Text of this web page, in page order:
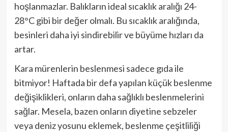
hoşlanmazlar. Balıkların ideal sıcaklık aralığı 24-
28°C gibi bir değer olmalı. Bu sıcaklık aralığında,
besinleri daha iyi sindirebilir ve büyüme hızları da
artar.
Kara mürenlerin beslenmesi sadece gıda ile
bitmiyor! Haftada bir defa yapılan küçük beslenme
değişiklikleri, onların daha sağlıklı beslenmelerini
sağlar. Mesela, bazen onların diyetine sebzeler
veya deniz yosunu eklemek, beslenme çeşitliliği